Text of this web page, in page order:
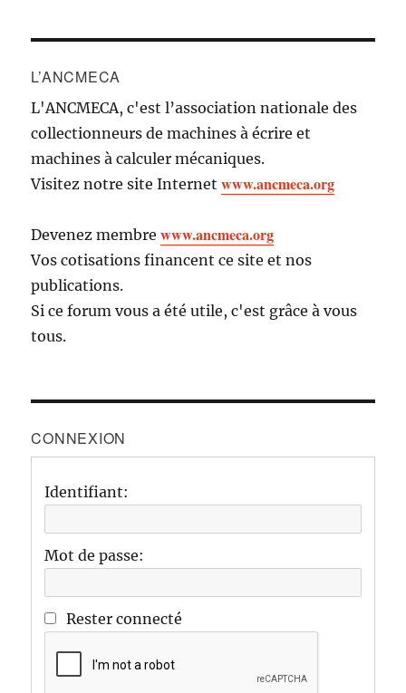
L’ANCMECA
L'ANCMECA, c'est l’association nationale des
collectionneurs de machines à écrire et
machines à calculer mécaniques.
Visitez notre site Internetwww.ancmeca.org
Devenez membrewww.ancmeca.org
Vos cotisations financent ce site et nos
publications.
Si ce forum vous a été utile, c'est grâce à vous
tous.
CONNEXION
Identifiant:
Mot de passe:
Rester connecté